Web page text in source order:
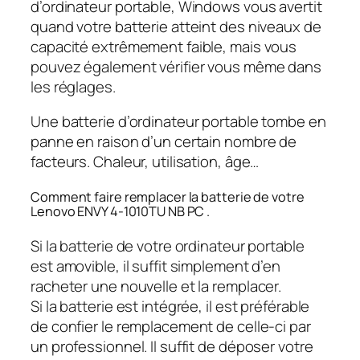
d’ordinateur portable, Windows vous avertit
quand votre batterie atteint des niveaux de
capacité extrêmement faible, mais vous
pouvez également vérifier vous même dans
les réglages.
Une batterie d’ordinateur portable tombe en
panne en raison d’un certain nombre de
facteurs. Chaleur, utilisation, âge…
Comment faire remplacer la batterie de votre
Lenovo ENVY 4-1010TU NB PC .
Si la batterie de votre ordinateur portable
est amovible, il suffit simplement d’en
racheter une nouvelle et la remplacer.
Si la batterie est intégrée, il est préférable
de confier le remplacement de celle-ci par
un professionnel. Il suffit de déposer votre